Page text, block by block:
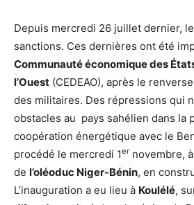
Depuis mercredi 26 juillet dernier,
sanctions. Ces dernières ont été
Communauté économique des
l’Ouest (CEDEAO), après le
des militaires. Des répressions qui
obstacles au pays sahélien dans la
coopération énergétique avec le
procédé le mercredi 1er novembre,
de l’oléoduc Niger-Bénin, en
L’inauguration a eu lieu à Koulélé,